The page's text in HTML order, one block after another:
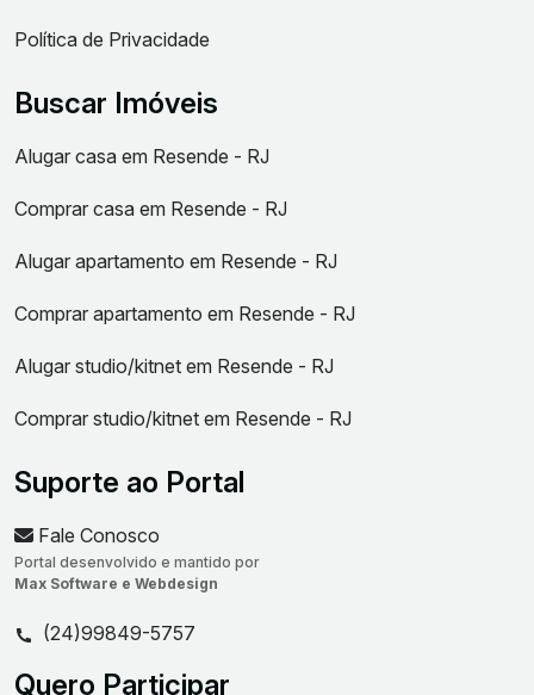
Política de Privacidade
Buscar Imóveis
Alugar casa em Resende - RJ
Comprar casa em Resende - RJ
Alugar apartamento em Resende - RJ
Comprar apartamento em Resende - RJ
Alugar studio/kitnet em Resende - RJ
Comprar studio/kitnet em Resende - RJ
Suporte ao Portal
Fale Conosco
Portal desenvolvido e mantido por
Max Software e Webdesign
(24)99849-5757
Quero Participar